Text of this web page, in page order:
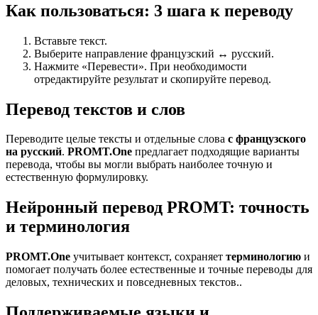
Как пользоваться: 3 шага к переводу
Вставьте текст.
Выберите направление французский ↔ русский.
Нажмите «Перевести». При необходимости
отредактируйте результат и скопируйте перевод.
Перевод текстов и слов
Переводите целые тексты и отдельные слова с французского
на русский. PROMT.One предлагает подходящие варианты
перевода, чтобы вы могли выбрать наиболее точную и
естественную формулировку.
Нейронный перевод PROMT: точность
и терминология
PROMT.One учитывает контекст, сохраняет терминологию и
помогает получать более естественные и точные переводы для
деловых, технических и повседневных текстов..